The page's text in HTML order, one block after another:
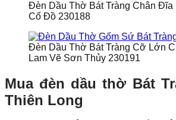
Đèn Dầu Thờ Bát Tràng Chân Đĩa
Cổ Đồ 230188
Đèn Dầu Thờ Bát Tràng Cỡ Lớn
Lam Vẽ Sơn Thủy 230191
Mua đèn dầu thờ Bát
Thiên Long